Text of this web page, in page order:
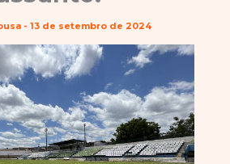
- 13 de setembro de 2024